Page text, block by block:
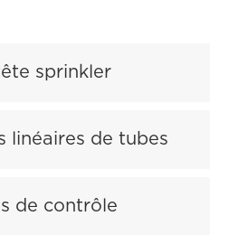
sprinkler
linéaires de tubes
de contrôle